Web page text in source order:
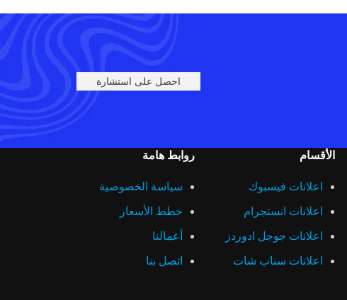
احصل على استشارة
الأقسام
اعلانات فيسبوك
اعلانات انستجرام
اعلانات جوجل ادوردز
اعلانات سناب شات
روابط هامة
سياسة الخصوصية
خطط الأسعار
أعمالنا
اتصل بنا